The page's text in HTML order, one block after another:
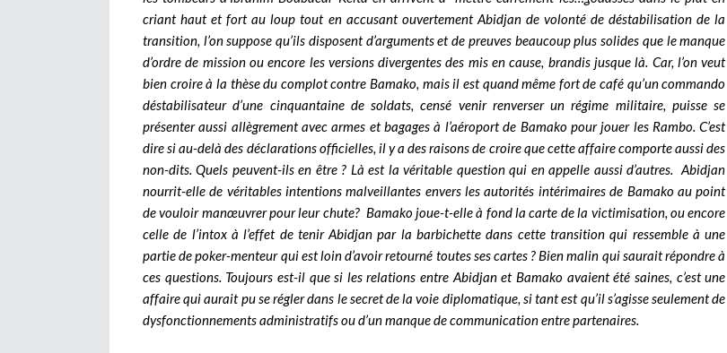
criant haut et fort au loup tout en accusant ouvertement Abidjan de volonté de déstabilisation de la
transition, l’on suppose qu’ils disposent d’arguments et de preuves beaucoup plus solides que le manque
d’ordre de mission ou encore les versions divergentes des mis en cause, brandis jusque là. Car, l’on veut
bien croire à la thèse du complot contre Bamako, mais il est quand même fort de café qu’un commando
déstabilisateur d’une cinquantaine de soldats, censé venir renverser un régime militaire, puisse se
présenter aussi allègrement avec armes et bagages à l’aéroport de Bamako pour jouer les Rambo. C’est
dire si au-delà des déclarations officielles, il y a des raisons de croire que cette affaire comporte aussi des
non-dits. Quels peuvent-ils en être ? Là est la véritable question qui en appelle aussi d’autres. Abidjan
nourrit-elle de véritables intentions malveillantes envers les autorités intérimaires de Bamako au point
de vouloir manœuvrer pour leur chute? Bamako joue-t-elle à fond la carte de la victimisation, ou encore
celle de l’intox à l’effet de tenir Abidjan par la barbichette dans cette transition qui ressemble à une
partie de poker-menteur qui est loin d’avoir retourné toutes ses cartes ? Bien malin qui saurait répondre à
ces questions. Toujours est-il que si les relations entre Abidjan et Bamako avaient été saines, c’est une
affaire qui aurait pu se régler dans le secret de la voie diplomatique, si tant est qu’il s’agisse seulement de
dysfonctionnements administratifs ou d’un manque de communication entre partenaires.